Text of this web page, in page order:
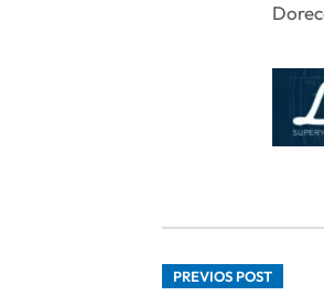
PREVIOS POST